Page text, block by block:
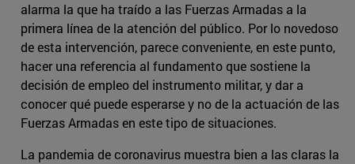
alarma la que ha traído a las Fuerzas Armadas a la
primera línea de la atención del público. Por lo novedoso
de esta intervención, parece conveniente, en este punto,
hacer una referencia al fundamento que sostiene la
decisión de empleo del instrumento militar, y dar a
conocer qué puede esperarse y no de la actuación de las
Fuerzas Armadas en este tipo de situaciones.
La pandemia de coronavirus muestra bien a las claras la